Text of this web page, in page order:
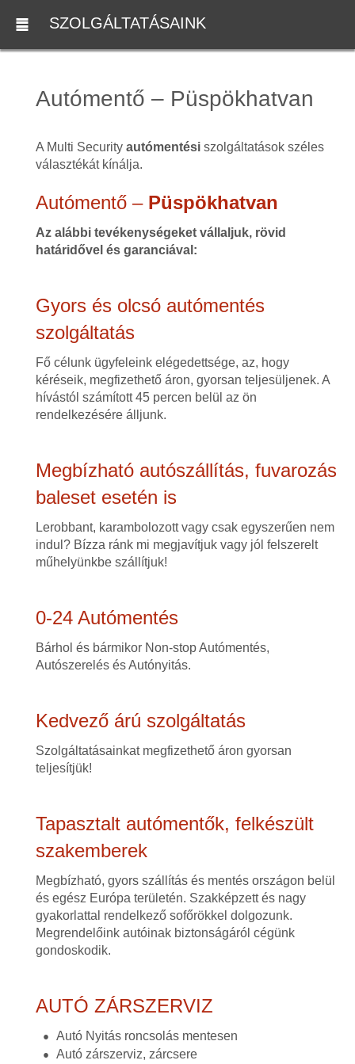
SZOLGÁLTATÁSAINK
Autómentő – Püspökhatvan
A Multi Security autómentésiszolgáltatások széles
választékát kínálja.
Autómentő – Püspökhatvan
Az alábbi tevékenységeket vállaljuk, rövid
határidővel és garanciával:
Gyors és olcsó autómentés
szolgáltatás
Fő célunk ügyfeleink elégedettsége, az, hogy
kéréseik, megfizethető áron, gyorsan teljesüljenek. A
hívástól számított 45 percen belül az ön
rendelkezésére álljunk.
Megbízható autószállítás, fuvarozás
baleset esetén is
Lerobbant, karambolozott vagy csak egyszerűen nem
indul? Bízza ránk mi megjavítjuk vagy jól felszerelt
műhelyünkbe szállítjuk!
0-24 Autómentés
Bárhol és bármikor Non-stop Autómentés,
Autószerelés és Autónyitás.
Kedvező árú szolgáltatás
Szolgáltatásainkat megfizethető áron gyorsan
teljesítjük!
Tapasztalt autómentők, felkészült
szakemberek
Megbízható, gyors szállítás és mentés országon belül
és egész Európa területén. Szakképzett és nagy
gyakorlattal rendelkező sofőrökkel dolgozunk.
Megrendelőink autóinak biztonságáról cégünk
gondoskodik.
AUTÓ ZÁRSZERVIZ
Autó Nyitás roncsolás mentesen
Autó zárszerviz, zárcsere